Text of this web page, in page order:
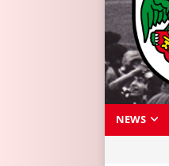
NEWS